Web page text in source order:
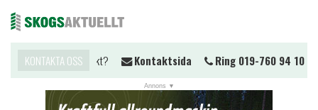
NYHETER
KONTAKTA OSS
Vill du komma i kontakt? Kontaktsida Ring 019-760 94 10